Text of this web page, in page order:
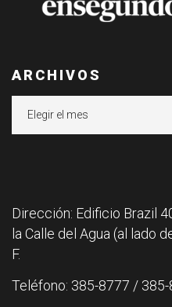
ARCHIVOS
Dirección: Edificio Brazil
la Calle del Agua (al lado
F.
Teléfono: 385-8777 /